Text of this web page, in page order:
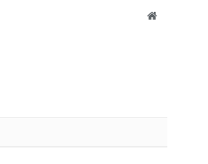
Website